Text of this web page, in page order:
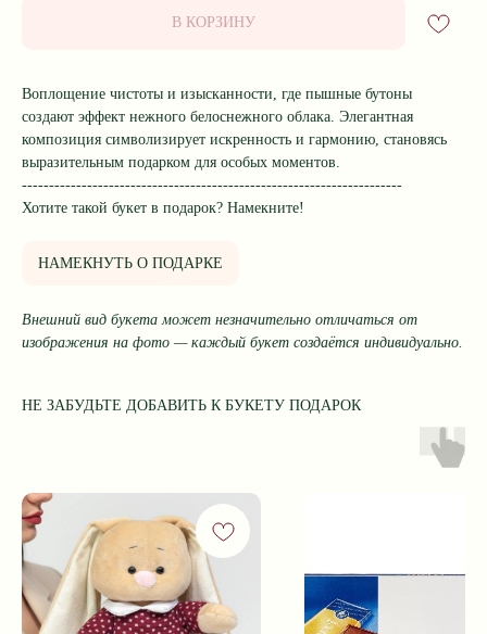
В КОРЗИНУ
Воплощение чистоты и изысканности, где пышные бутоны
создают эффект нежного белоснежного облака. Элегантная
композиция символизирует искренность и гармонию, становясь
выразительным подарком для особых моментов.
----------------------------------------------------------------------
Хотите такой букет в подарок? Намекните!
НАМЕКНУТЬ О ПОДАРКЕ
Внешний вид букета может незначительно отличаться от
изображения на фото — каждый букет создаётся индивидуально.
НЕ ЗАБУДЬТЕ ДОБАВИТЬ К БУКЕТУ ПОДАРОК